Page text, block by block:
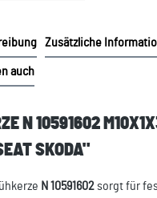
Zusätzliche
auch
N 10591602
SKODA"
N 10591602sorgt für